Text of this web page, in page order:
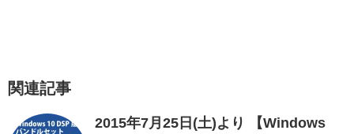
関連記事
2015年7月25日(土)より 【Windows